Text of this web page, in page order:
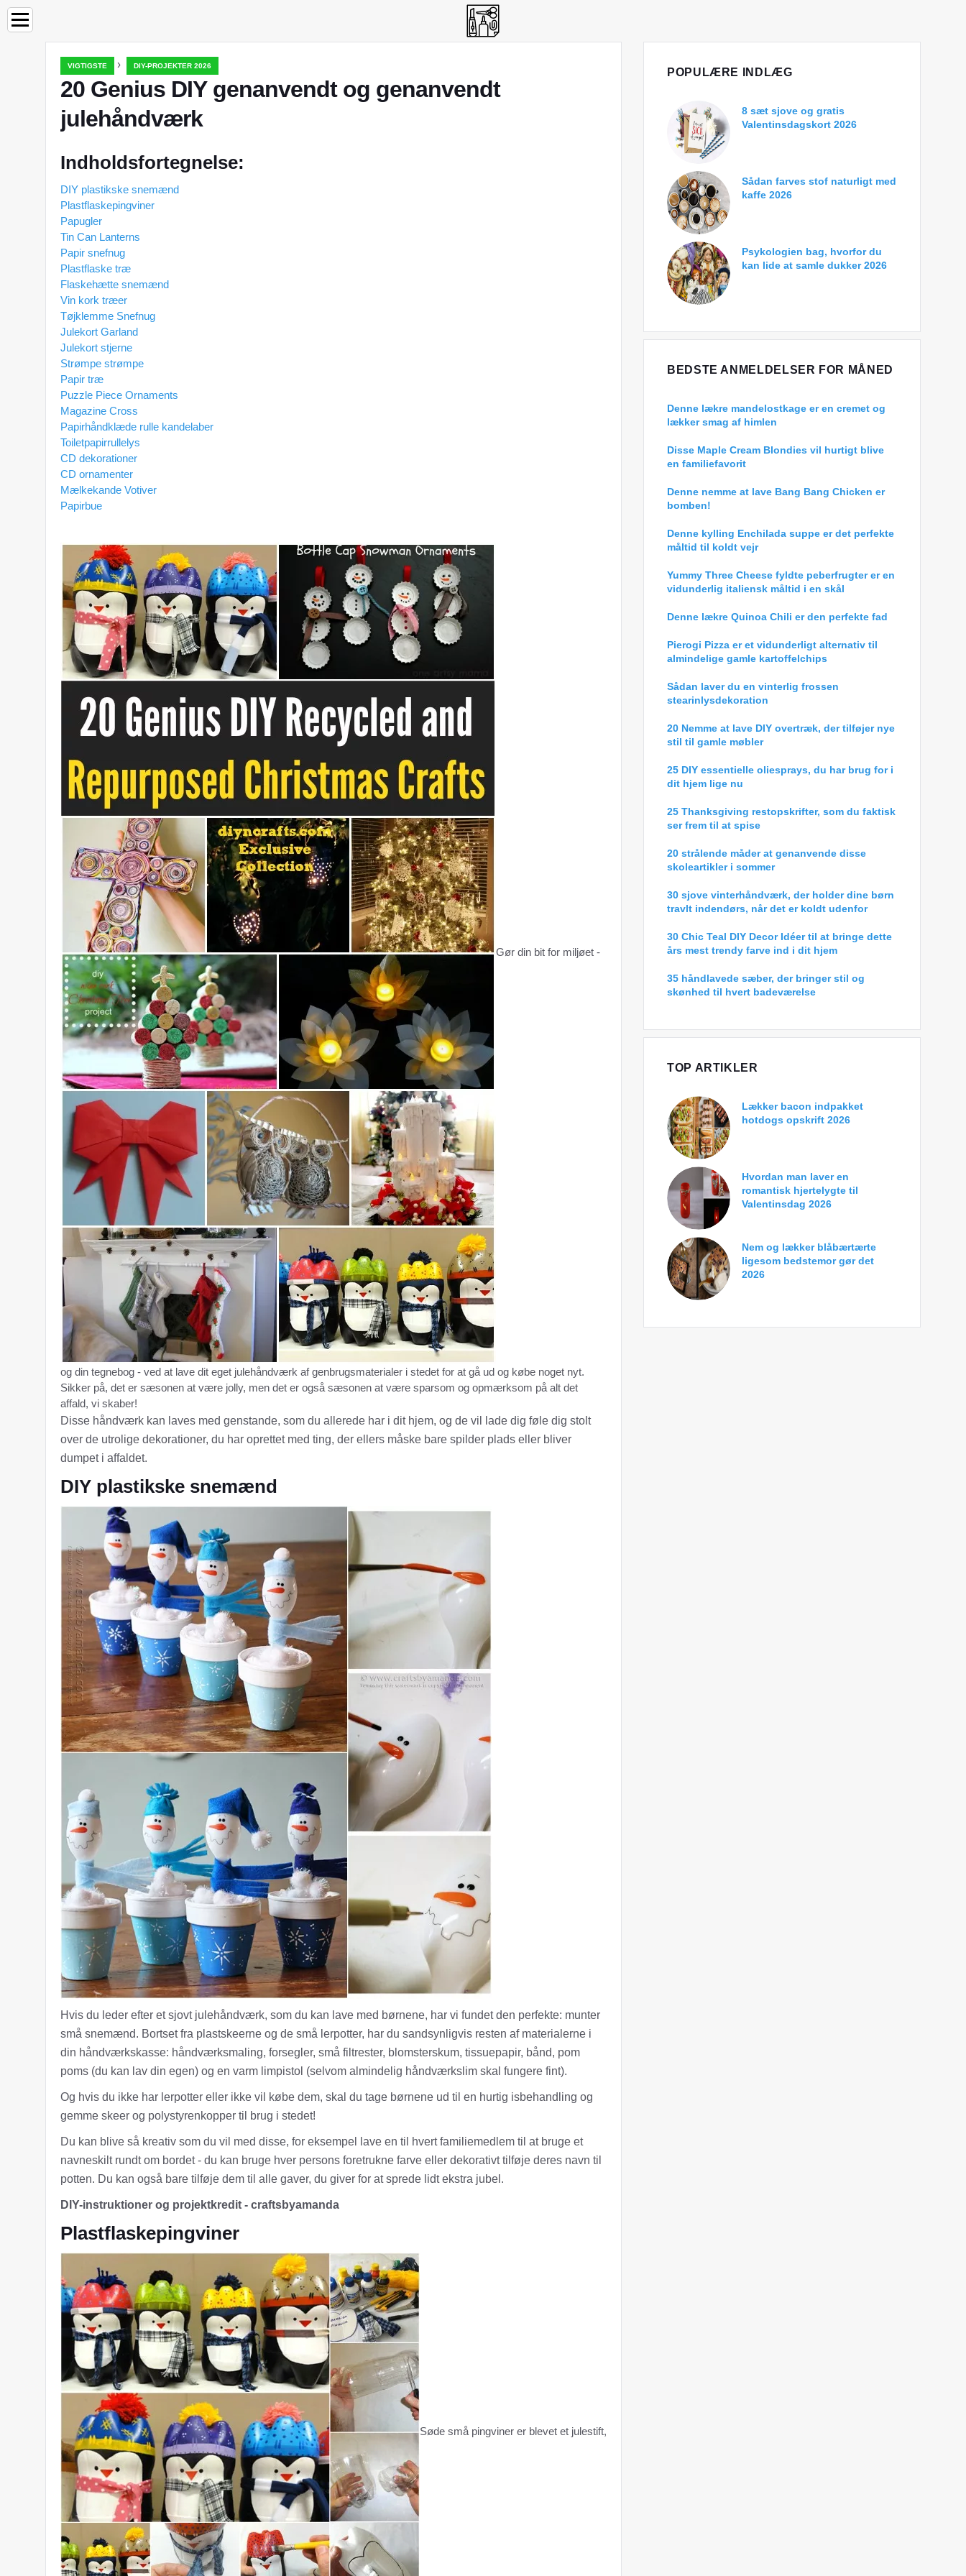
VIGTIGSTE › DIY-PROJEKTER 2026
20 Genius DIY genanvendt og genanvendt
julehåndværk
Indholdsfortegnelse:
DIY plastikske snemænd
Plastflaskepingviner
Papugler
Tin Can Lanterns
Papir snefnug
Plastflaske træ
Flaskehætte snemænd
Vin kork træer
Tøjklemme Snefnug
Julekort Garland
Julekort stjerne
Strømpe strømpe
Papir træ
Puzzle Piece Ornaments
Magazine Cross
Papirhåndklæde rulle kandelaber
Toiletpapirrullelys
CD dekorationer
CD ornamenter
Mælkekande Votiver
Papirbue
Gør din bit for miljøet -
og din tegnebog - ved at lave dit eget julehåndværk af genbrugsmaterialer i stedet for at gå ud og købe noget nyt.
Sikker på, det er sæsonen at være jolly, men det er også sæsonen at være sparsom og opmærksom på alt det
affald, vi skaber!
Disse håndværk kan laves med genstande, som du allerede har i dit hjem, og de vil lade dig føle dig stolt
over de utrolige dekorationer, du har oprettet med ting, der ellers måske bare spilder plads eller bliver
dumpet i affaldet.
DIY plastikske snemænd
Hvis du leder efter et sjovt julehåndværk, som du kan lave med børnene, har vi fundet den perfekte: munter
små snemænd. Bortset fra plastskeerne og de små lerpotter, har du sandsynligvis resten af ​​materialerne i
din håndværkskasse: håndværksmaling, forsegler, små filtrester, blomsterskum, tissuepapir, bånd, pom
poms (du kan lav din egen) og en varm limpistol (selvom almindelig håndværkslim skal fungere fint).
Og hvis du ikke har lerpotter eller ikke vil købe dem, skal du tage børnene ud til en hurtig isbehandling og
gemme skeer og polystyrenkopper til brug i stedet!
Du kan blive så kreativ som du vil med disse, for eksempel lave en til hvert familiemedlem til at bruge et
navneskilt rundt om bordet - du kan bruge hver persons foretrukne farve eller dekorativt tilføje deres navn til
potten. Du kan også bare tilføje dem til alle gaver, du giver for at sprede lidt ekstra jubel.
DIY-instruktioner og projektkredit - craftsbyamanda
Plastflaskepingviner
Søde små pingviner er blevet et julestift,
POPULÆRE INDLÆG
8 sæt sjove og gratis
Valentinsdagskort 2026
Sådan farves stof naturligt med
kaffe 2026
Psykologien bag, hvorfor du
kan lide at samle dukker 2026
BEDSTE ANMELDELSER FOR MÅNED
Denne lækre mandelostkage er en cremet og
lækker smag af himlen
Disse Maple Cream Blondies vil hurtigt blive
en familiefavorit
Denne nemme at lave Bang Bang Chicken er
bomben!
Denne kylling Enchilada suppe er det perfekte
måltid til koldt vejr
Yummy Three Cheese fyldte peberfrugter er en
vidunderlig italiensk måltid i en skål
Denne lækre Quinoa Chili er den perfekte fad
Pierogi Pizza er et vidunderligt alternativ til
almindelige gamle kartoffelchips
Sådan laver du en vinterlig frossen
stearinlysdekoration
20 Nemme at lave DIY overtræk, der tilføjer nye
stil til gamle møbler
25 DIY essentielle oliesprays, du har brug for i
dit hjem lige nu
25 Thanksgiving restopskrifter, som du faktisk
ser frem til at spise
20 strålende måder at genanvende disse
skoleartikler i sommer
30 sjove vinterhåndværk, der holder dine børn
travlt indendørs, når det er koldt udenfor
30 Chic Teal DIY Decor Idéer til at bringe dette
års mest trendy farve ind i dit hjem
35 håndlavede sæber, der bringer stil og
skønhed til hvert badeværelse
TOP ARTIKLER
Lækker bacon indpakket
hotdogs opskrift 2026
Hvordan man laver en
romantisk hjertelygte til
Valentinsdag 2026
Nem og lækker blåbærtærte
ligesom bedstemor gør det
2026